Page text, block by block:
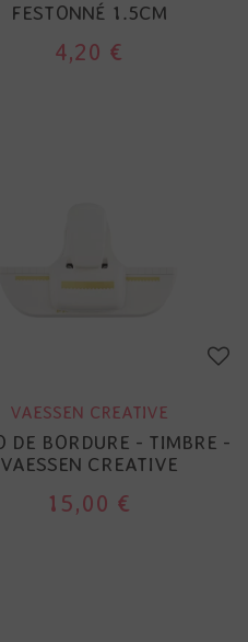
FESTONNÉ 1.5CM
4,20 €
VAESSEN CREATIVE
DE BORDURE - TIMBRE -
VAESSEN CREATIVE
15,00 €